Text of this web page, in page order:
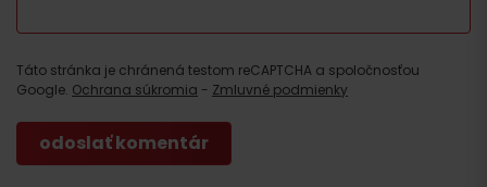
Táto stránka je chránená testom reCAPTCHA a spoločnosťou
Google. Ochrana súkromia - Zmluvné podmienky